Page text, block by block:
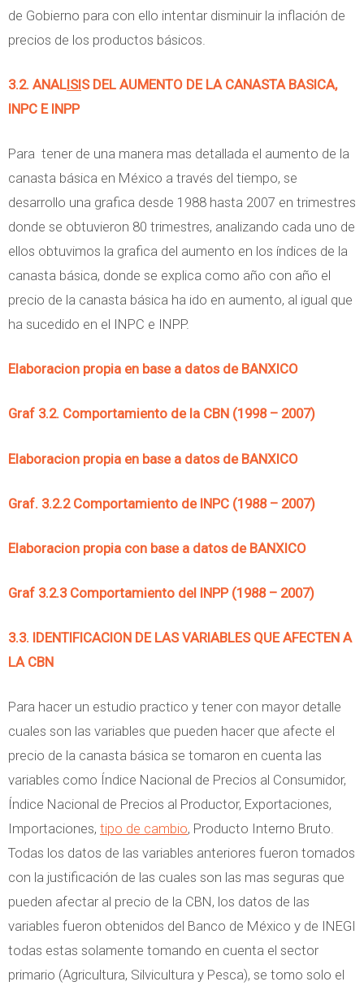
de Gobierno para con ello intentar disminuir la inflación de
precios de los productos básicos.
3.2. ANALISIS DEL AUMENTO DE LA CANASTA BASICA,
INPC E INPP
Para tener de una manera mas detallada el aumento de la
canasta básica en México a través del tiempo, se
desarrollo una grafica desde 1988 hasta 2007 en trimestres
donde se obtuvieron 80 trimestres, analizando cada uno de
ellos obtuvimos la grafica del aumento en los índices de la
canasta básica, donde se explica como año con año el
precio de la canasta básica ha ido en aumento, al igual que
ha sucedido en el INPC e INPP.
Elaboracion propia en base a datos de BANXICO
Graf 3.2. Comportamiento de la CBN (1998 – 2007)
Elaboracion propia en base a datos de BANXICO
Graf. 3.2.2 Comportamiento de INPC (1988 – 2007)
Elaboracion propia con base a datos de BANXICO
Graf 3.2.3 Comportamiento del INPP (1988 – 2007)
3.3. IDENTIFICACION DE LAS VARIABLES QUE AFECTEN A
LA CBN
Para hacer un estudio practico y tener con mayor detalle
cuales son las variables que pueden hacer que afecte el
precio de la canasta básica se tomaron en cuenta las
variables como Índice Nacional de Precios al Consumidor,
Índice Nacional de Precios al Productor, Exportaciones,
Importaciones, tipo de cambio, Producto Interno Bruto.
Todas los datos de las variables anteriores fueron tomados
con la justificación de las cuales son las mas seguras que
pueden afectar al precio de la CBN, los datos de las
variables fueron obtenidos del Banco de México y de INEGI
todas estas solamente tomando en cuenta el sector
primario (Agricultura, Silvicultura y Pesca), se tomo solo el